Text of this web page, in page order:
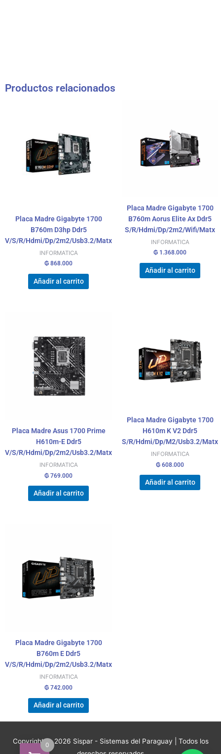
Productos relacionados
Placa Madre Gigabyte 1700
B760m D3hp Ddr5
V/S/R/Hdmi/Dp/2m2/Usb3.2/Matx
INFORMATICA
₲ 868.000
Añadir al carrito
Placa Madre Gigabyte 1700
B760m Aorus Elite Ax Ddr5
S/R/Hdmi/Dp/2m2/Wifi/Matx
INFORMATICA
₲ 1.368.000
Añadir al carrito
Placa Madre Asus 1700 Prime
H610m-E Ddr5
V/S/R/Hdmi/Dp/2m2/Usb3.2/Matx
INFORMATICA
₲ 769.000
Añadir al carrito
Placa Madre Gigabyte 1700
H610m K V2 Ddr5
S/R/Hdmi/Dp/M2/Usb3.2/Matx
INFORMATICA
₲ 608.000
Añadir al carrito
Placa Madre Gigabyte 1700
B760m E Ddr5
V/S/R/Hdmi/Dp/2m2/Usb3.2/Matx
INFORMATICA
₲ 742.000
Añadir al carrito
Copyright © 2026 Sispar - Sistemas del Paraguay | Todos los
0